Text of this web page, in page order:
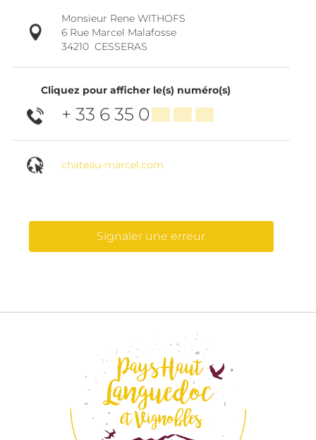
Monsieur Rene WITHOFS
6 Rue Marcel Malafosse
34210 CESSERAS
Cliquez pour afficher le(s) numéro(s)
+ 33 6 35 0▒▒ ▒▒ ▒▒
chateau-marcel.com
Signaler une erreur